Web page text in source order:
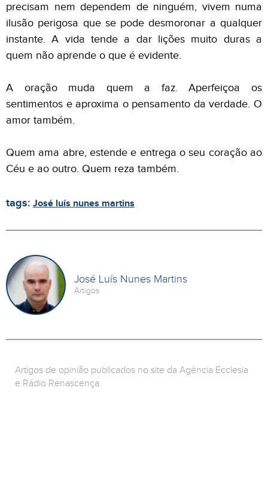
precisam nem dependem de ninguém, vivem numa
ilusão perigosa que se pode desmoronar a qualquer
instante. A vida tende a dar lições muito duras a
quem não aprende o que é evidente.
A oração muda quem a faz. Aperfeiçoa os
sentimentos e aproxima o pensamento da verdade. O
amor também.
Quem ama abre, estende e entrega o seu coração ao
Céu e ao outro. Quem reza também.
tags: José luís nunes martins
José Luís Nunes Martins
Artigos
Artigos de opinião publicados no site da Agência Ecclesia
e Rádio Renascença.